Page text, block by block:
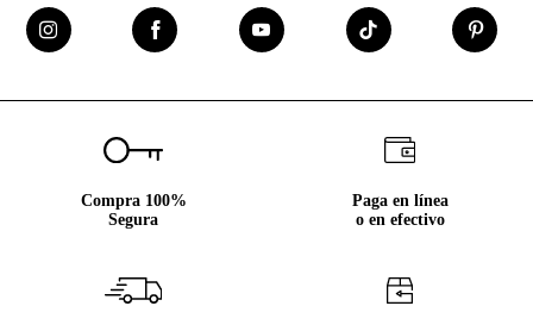
Compra 100%
Segura
Paga en línea
o en efectivo